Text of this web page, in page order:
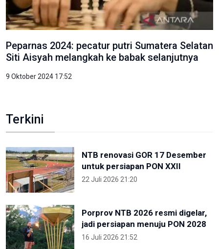
Peparnas 2024: pecatur putri Sumatera Selatan
Siti Aisyah melangkah ke babak selanjutnya
9 Oktober 2024 17:52
Terkini
NTB renovasi GOR 17 Desember
untuk persiapan PON XXII
22 Juli 2026 21:20
Porprov NTB 2026 resmi digelar,
jadi persiapan menuju PON 2028
16 Juli 2026 21:52